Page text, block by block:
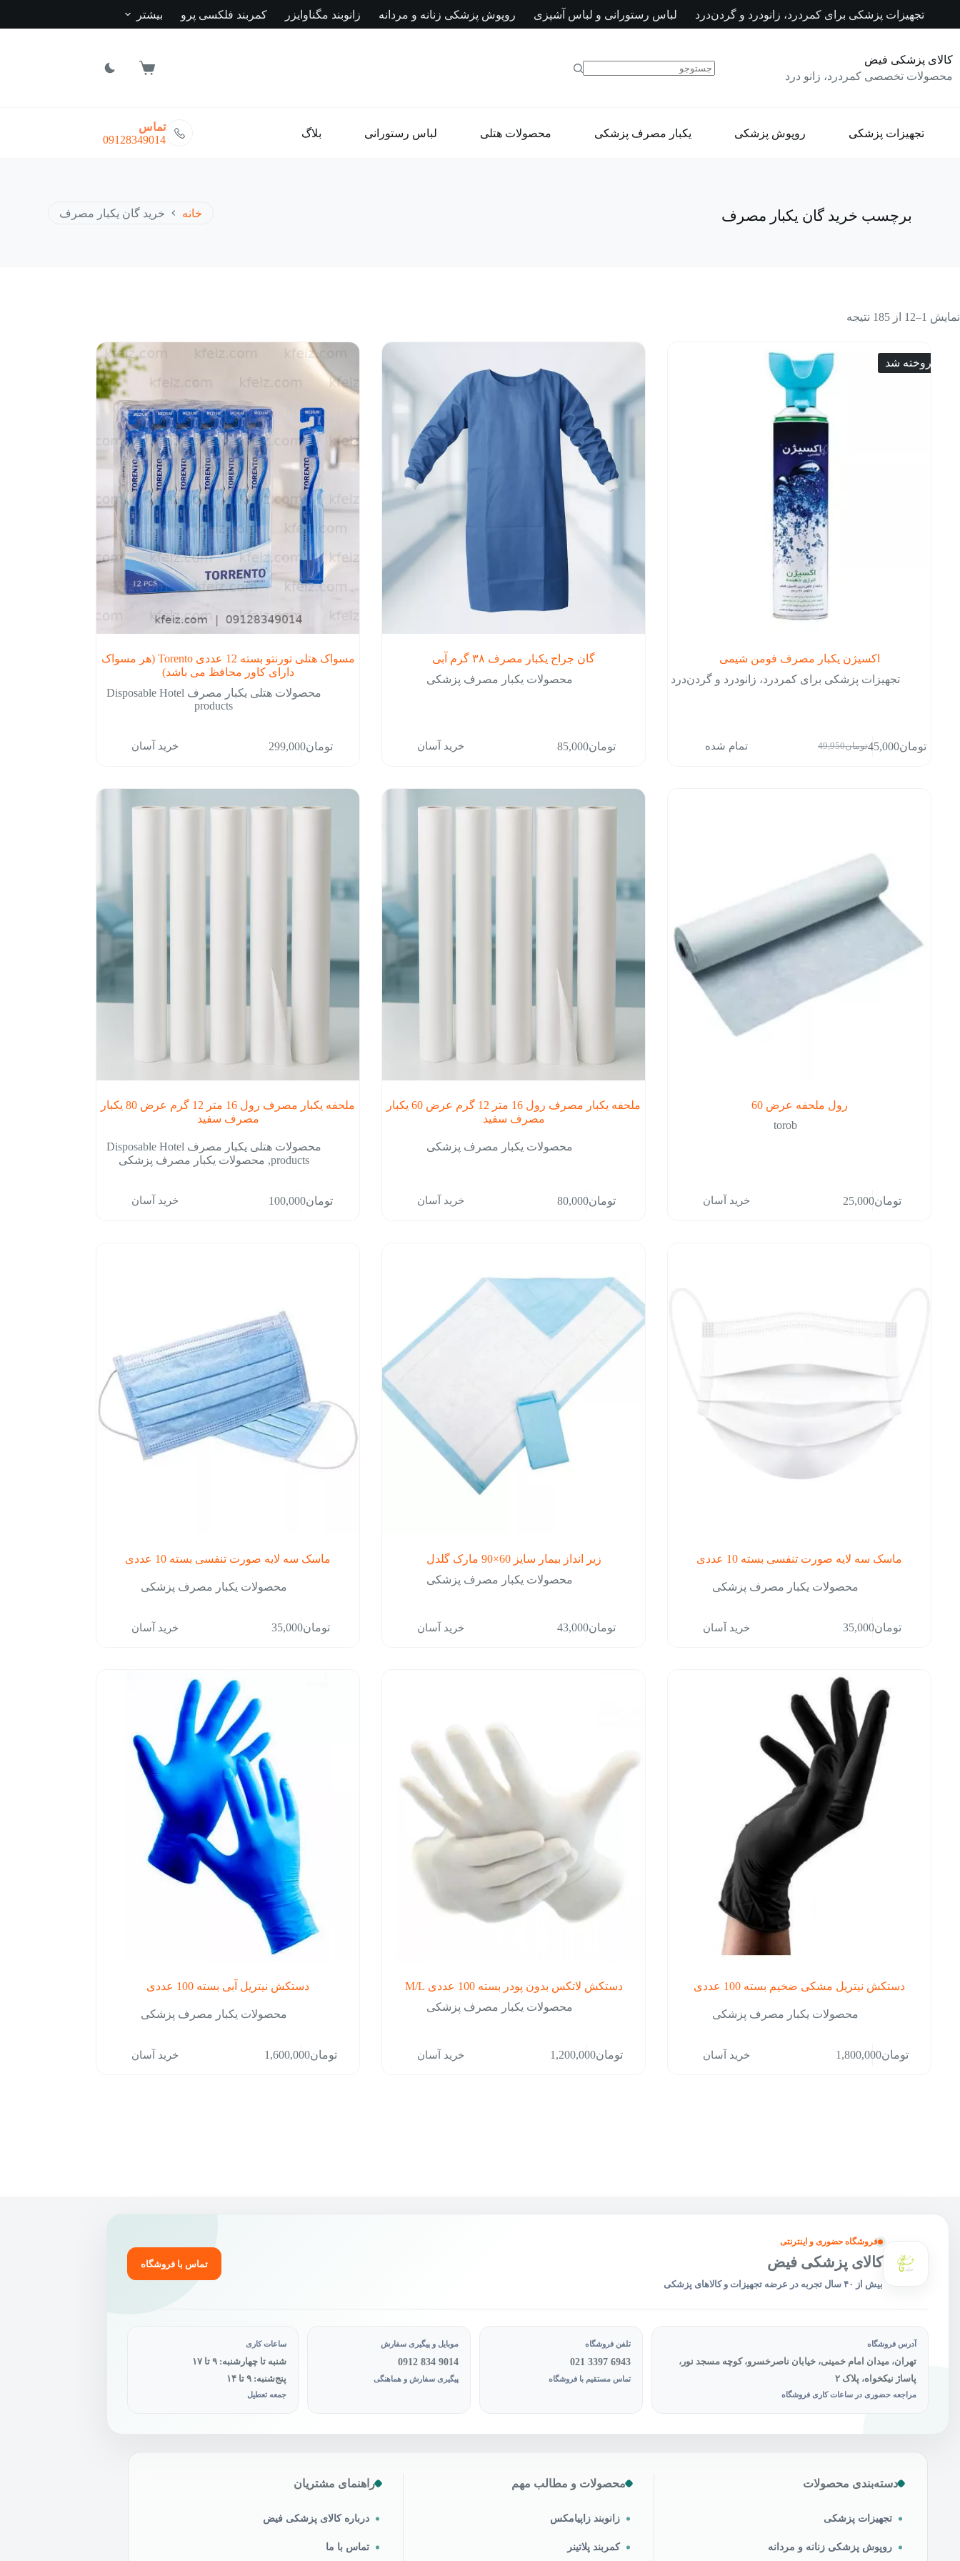
تجهیزات پزشکی برای کمردرد، زانودرد و گردن‌درد لباس رستورانی و لباس آشپزی روپوش پزشکی زنانه و مردانه زانوبند مگناوایزر کمربند فلکسی پرو بیشتر
کالای پزشکی فیض
محصولات تخصصی کمردرد، زانو درد
سبد
تجهیزات پزشکی روپوش پزشکی یکبار مصرف پزشکی محصولات هتلی لباس رستورانی بلاگ
تماس
09128349014
برچسب خرید گان یکبار مصرف خانه خرید گان یکبار مصرف
نمایش 1–12 از 185 نتیجه
فروخته شد
اکسیژن یکبار مصرف فومن شیمی
تجهیزات پزشکی برای کمردرد، زانودرد و گردن‌درد
تومان49,950قیمت
تومان45,000قیمت
تمام شده
گان جراح یکبار مصرف ۳۸ گرم آبی
محصولات یکبار مصرف پزشکی
تومان85,000 خرید آسان
مسواک هتلی تورنتو بسته 12 عددی Torento (هر مسواک
دارای کاور محافظ می باشد)
محصولات هتلی یکبار مصرف Disposable Hotel
products
تومان299,000 خرید آسان
رول ملحفه عرض 60
torob
تومان25,000 خرید آسان
ملحفه یکبار مصرف رول 16 متر 12 گرم عرض 60 یکبار
مصرف سفید
محصولات یکبار مصرف پزشکی
تومان80,000 خرید آسان
ملحفه یکبار مصرف رول 16 متر 12 گرم عرض 80 یکبار
مصرف سفید
محصولات هتلی یکبار مصرف Disposable Hotel
products
, محصولات یکبار مصرف پزشکی
تومان100,000 خرید آسان
ماسک سه لایه صورت تنفسی بسته 10 عددی
محصولات یکبار مصرف پزشکی
تومان35,000 خرید آسان
زیر انداز بیمار سایز 60×90 مارک گلدل
محصولات یکبار مصرف پزشکی
تومان43,000 خرید آسان
ماسک سه لایه صورت تنفسی بسته 10 عددی
محصولات یکبار مصرف پزشکی
تومان35,000 خرید آسان
دستکش نیتریل مشکی ضخیم بسته 100 عددی
محصولات یکبار مصرف پزشکی
تومان1,800,000 خرید آسان
دستکش لاتکس بدون پودر بسته 100 عددی M/L
محصولات یکبار مصرف پزشکی
تومان1,200,000 خرید آسان
دستکش نیتریل آبی بسته 100 عددی
محصولات یکبار مصرف پزشکی
تومان1,600,000 خرید آسان
فروشگاه حضوری و اینترنتی
کالای پزشکی فیض
بیش از ۴۰ سال تجربه در عرضه تجهیزات و کالاهای پزشکی
تماس با فروشگاه
آدرس فروشگاه
تهران، میدان امام خمینی، خیابان ناصرخسرو، کوچه مسجد نور،
پاساژ نیکخواه، پلاک ۲
مراجعه حضوری در ساعات کاری فروشگاه
تلفن فروشگاه
021 3397 6943
تماس مستقیم با فروشگاه
موبایل و پیگیری سفارش
0912 834 9014
پیگیری سفارش و هماهنگی
ساعات کاری
شنبه تا چهارشنبه: ۹ تا ۱۷
پنج‌شنبه: ۹ تا ۱۴
جمعه تعطیل
دسته‌بندی محصولات
تجهیزات پزشکی
روپوش پزشکی زنانه و مردانه
محصولات و مطالب مهم
زانوبند زاپیامکس
کمربند پلاتینر
راهنمای مشتریان
درباره کالای پزشکی فیض
تماس با ما